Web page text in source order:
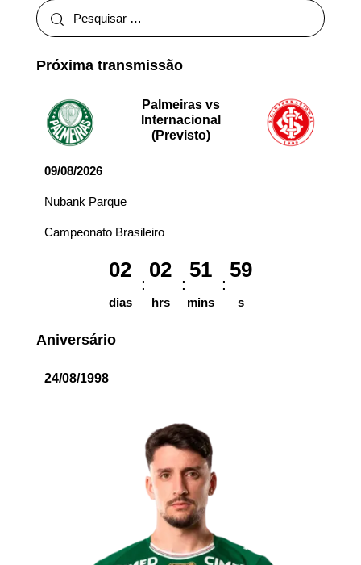
Próxima transmissão
Palmeiras vs
Internacional
(Previsto)
09/08/2026
Nubank Parque
Campeonato Brasileiro
02
dias
02
hrs
51
mins
59
s
Aniversário
24/08/1998